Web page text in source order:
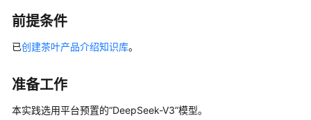
码
发
智
体
前提条件
已创建茶叶产品介绍知识库。
准备工作
本实践选用平台预置的“DeepSeek-V3”模型。